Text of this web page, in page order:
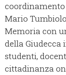
Mario
Memoria con
della Giudecca
studenti,
cittadinanza